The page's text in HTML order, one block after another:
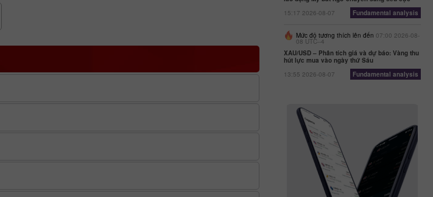
15:17 2026-08-07
Fundamental analysis
Mức độ tương thích lên đến 07:00 2026-08-
08 UTC--4
XAU/USD – Phân tích giá và dự báo: Vàng thu
hút lực mua vào ngày thứ Sáu
13:55 2026-08-07
Fundamental analysis